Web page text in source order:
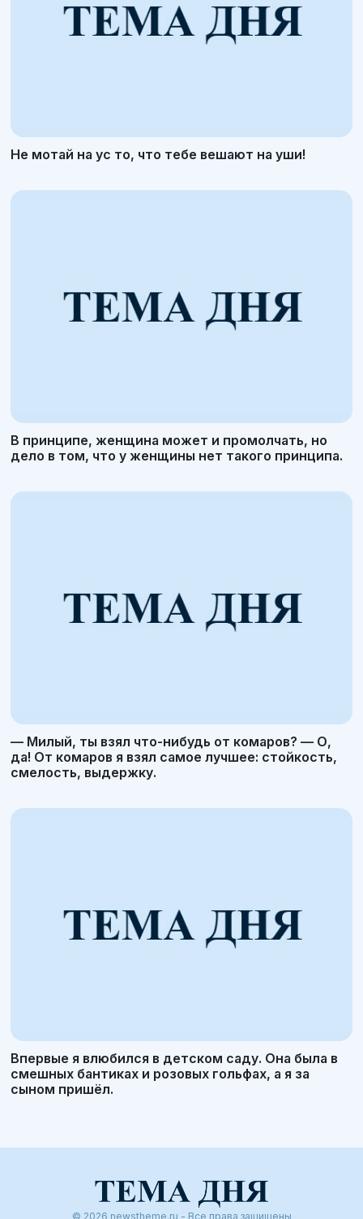
Не мотай на ус то, что тебе вешают на уши!
В принципе, женщина может и промолчать, но
дело в том, что у женщины нет такого принципа.
— Милый, ты взял что-нибудь от комаров? — О,
да! От комаров я взял самое лучшее: стойкость,
смелость, выдержку.
Впервые я влюбился в детском саду. Она была в
смешных бантиках и розовых гольфах, а я за
сыном пришёл.
© 2026 newstheme.ru - Все права защищены